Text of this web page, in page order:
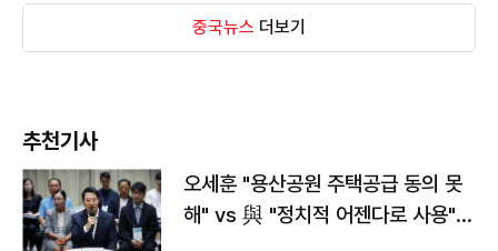
중국뉴스 더보기
추천기사
오세훈 "용산공원 주택공급 동의 못
해" vs 與 "정치적 어젠다로 사용"